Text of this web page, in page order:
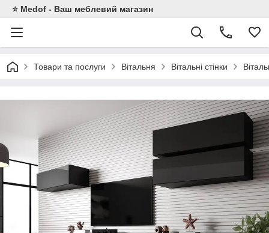
⭐ Medof - Ваш меблевий магазин
Товари та послуги Вітальня Вітальні стінки